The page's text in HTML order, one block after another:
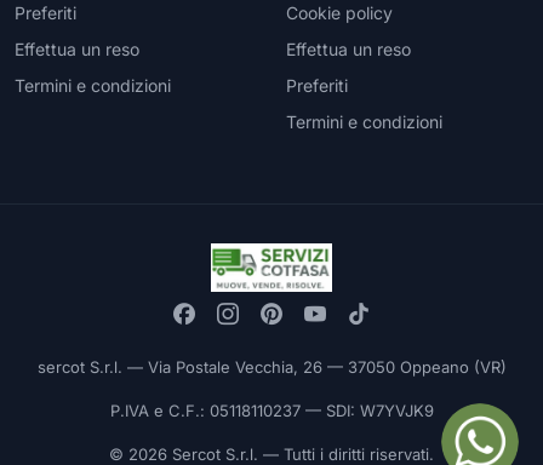
Preferiti
Effettua un reso
Termini e condizioni
Cookie policy
Effettua un reso
Preferiti
Termini e condizioni
sercot S.r.l. — Via Postale Vecchia, 26 — 37050 Oppeano (VR)
P.IVA e C.F.: 05118110237 — SDI: W7YVJK9
© 2026 Sercot S.r.l. — Tutti i diritti riservati.